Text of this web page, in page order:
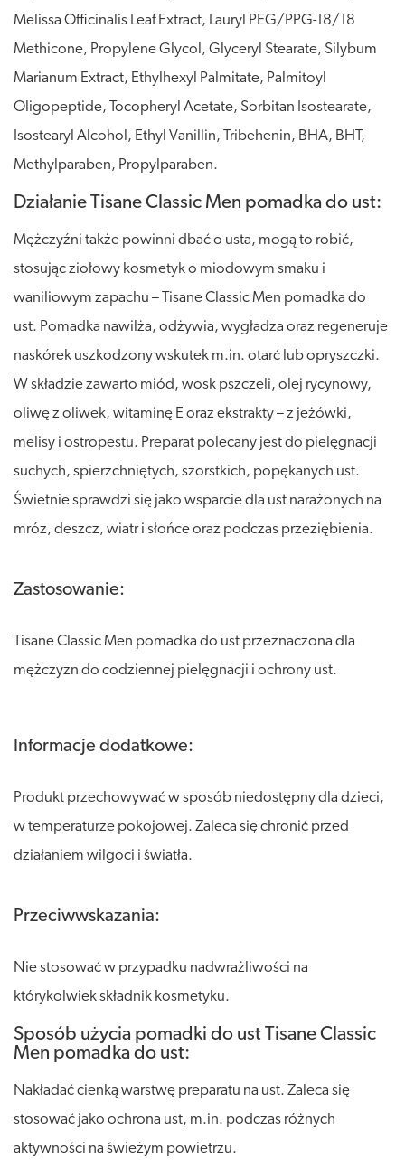
Melissa Officinalis Leaf Extract, Lauryl PEG/PPG-18/18
Methicone, Propylene Glycol, Glyceryl Stearate, Silybum
Marianum Extract, Ethylhexyl Palmitate, Palmitoyl
Oligopeptide, Tocopheryl Acetate, Sorbitan Isostearate,
Isostearyl Alcohol, Ethyl Vanillin, Tribehenin, BHA, BHT,
Methylparaben, Propylparaben.
Działanie Tisane Classic Men pomadka do ust:
Mężczyźni także powinni dbać o usta, mogą to robić,
stosując ziołowy kosmetyk o miodowym smaku i
waniliowym zapachu – Tisane Classic Men pomadka do
ust. Pomadka nawilża, odżywia, wygładza oraz regeneruje
naskórek uszkodzony wskutek m.in. otarć lub opryszczki.
W składzie zawarto miód, wosk pszczeli, olej rycynowy,
oliwę z oliwek, witaminę E oraz ekstrakty – z jeżówki,
melisy i ostropestu. Preparat polecany jest do pielęgnacji
suchych, spierzchniętych, szorstkich, popękanych ust.
Świetnie sprawdzi się jako wsparcie dla ust narażonych na
mróz, deszcz, wiatr i słońce oraz podczas przeziębienia.
Zastosowanie:
Tisane Classic Men pomadka do ust przeznaczona dla
mężczyzn do codziennej pielęgnacji i ochrony ust.
Informacje dodatkowe:
Produkt przechowywać w sposób niedostępny dla dzieci,
w temperaturze pokojowej. Zaleca się chronić przed
działaniem wilgoci i światła.
Przeciwwskazania:
Nie stosować w przypadku nadwrażliwości na
którykolwiek składnik kosmetyku.
Sposób użycia pomadki do ust Tisane Classic
Men pomadka do ust:
Nakładać cienką warstwę preparatu na ust. Zaleca się
stosować jako ochrona ust, m.in. podczas różnych
aktywności na świeżym powietrzu.